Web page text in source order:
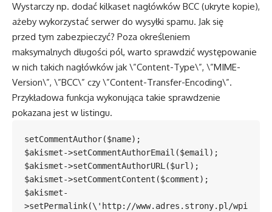
Wystarczy np. dodać kilkaset nagłówków BCC (ukryte kopie),
ażeby wykorzystać serwer do wysyłki spamu. Jak się
przed tym zabezpieczyć? Poza określeniem
maksymalnych długości pól, warto sprawdzić występowanie
w nich takich nagłówków jak \”Content-Type\”, \”MIME-
Version\”, \”BCC\” czy \”Content-Transfer-Encoding\”.
Przykładowa funkcja wykonująca takie sprawdzenie
pokazana jest w listingu.
setCommentAuthor($name);
$akismet->setCommentAuthorEmail($email);
$akismet->setCommentAuthorURL($url);
$akismet->setCommentContent($comment);
$akismet-
>setPermalink(\'http://www.adres.strony.pl/wpi